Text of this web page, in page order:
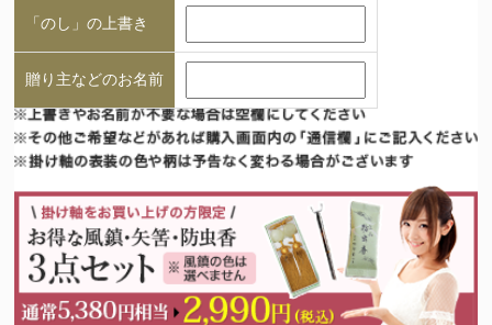
「のし」の上書き
贈り主などのお名前